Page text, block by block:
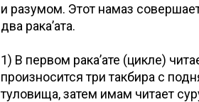
и разумом. Этот намаз
два рака’ата.
1) В первом рака’ате (цикле)
произносится три такбира с
туловища, затем имам читает